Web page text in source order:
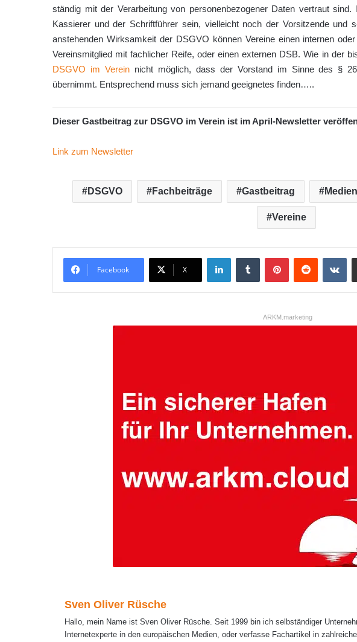
ständig mit der Verarbeitung von personenbezogener Daten vertraut
Kassierer und der Schriftführer sein, vielleicht noch der Vorsitzende und
anstehenden Wirksamkeit der DSGVO können Vereine einen internen
Vereinsmitglied mit fachlicher Reife, oder einen externen DSB. Wie in der
DSGVO im Vereinnicht möglich, dass der Vorstand im Sinne des §
übernimmt. Entsprechend muss sich jemand geeignetes finden…..
Dieser Gastbeitrag zur DSGVO im Verein ist im April-Newsletter
Link zum Newsletter
DSGVO Fachbeiträge Gastbeitrag Medien
Vereine
Facebook X
ARKM.marketing
Sven Oliver Rüsche
Hallo, mein Name ist Sven Oliver Rüsche. Seit 1999 bin ich selbständiger
Internetexperte in den europäischen Medien, oder verfasse Fachartikel in